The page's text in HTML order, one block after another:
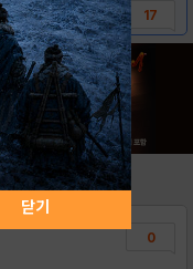
17
0
닫기